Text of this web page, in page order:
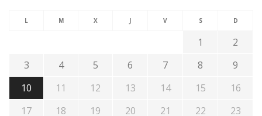
L M X J V S D
1
2
3
4 5 6 7 8
9
10
11 12 13 14 15
16
17
18 19 20 21 22
23